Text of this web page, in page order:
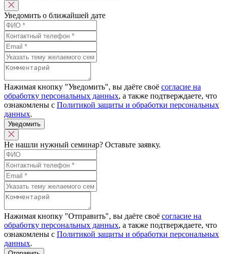
Уведомить о ближайшей дате
Нажимая кнопку "Уведомить", вы даёте своё согласие на
обработку персональных данных, а также подтверждаете, что
ознакомлены с Политикой защиты и обработки персональных
данных.
Уведомить
Не нашли нужный семинар? Оставьте заявку.
Нажимая кнопку "Отправить", вы даёте своё согласие на
обработку персональных данных, а также подтверждаете, что
ознакомлены с Политикой защиты и обработки персональных
данных.